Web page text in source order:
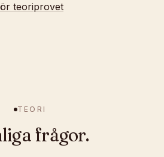
teoriprovet
TEORI
frågor.